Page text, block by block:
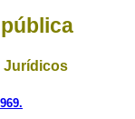
Jurídicos